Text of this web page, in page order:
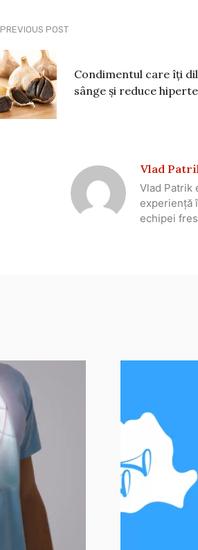
PREVIOUS POST
Condimentul care îți
sânge și reduce
Vlad
Vlad Patrik
experiență
echipei